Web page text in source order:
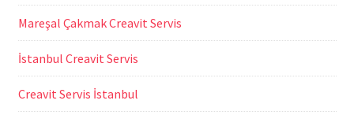
Mareşal Çakmak Creavit Servis
İstanbul Creavit Servis
Creavit Servis İstanbul